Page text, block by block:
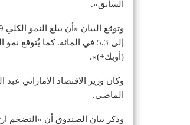
السابق».
وتوقع البيان «أن يبلغ النمو الكلي 6.9 في المائة في عام 2022، حيث يصل نمو
(أوبك+)».
الماضي.